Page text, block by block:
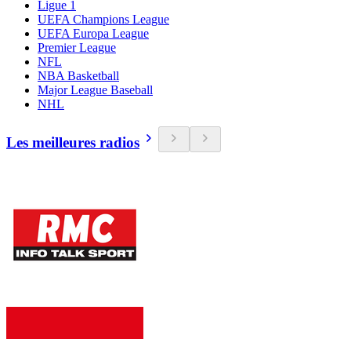
Ligue 1
UEFA Champions League
UEFA Europa League
Premier League
NFL
NBA Basketball
Major League Baseball
NHL
Les meilleures radios